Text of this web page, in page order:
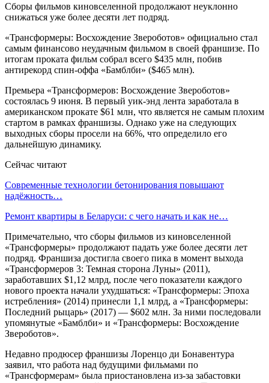
Сборы фильмов киновселенной продолжают неуклонно
снижаться уже более десяти лет подряд.
«Трансформеры: Восхождение Звероботов» официально стал
самым финансово неудачным фильмом в своей франшизе. По
итогам проката фильм собрал всего $435 млн, побив
антирекорд спин-оффа «Бамблби» ($465 млн).
Премьера «Трансформеров: Восхождение Звероботов»
состоялась 9 июня. В первый уик-энд лента заработала в
американском прокате $61 млн, что является не самым плохим
стартом в рамках франшизы. Однако уже на следующих
выходных сборы просели на 66%, что определило его
дальнейшую динамику.
Сейчас читают
Современные технологии бетонирования повышают
надёжность…
Ремонт квартиры в Беларуси: с чего начать и как не…
Примечательно, что сборы фильмов из киновселенной
«Трансформеры» продолжают падать уже более десяти лет
подряд. Франшиза достигла своего пика в момент выхода
«Трансформеров 3: Темная сторона Луны» (2011),
заработавших $1,12 млрд, после чего показатели каждого
нового проекта начали ухудшаться: «Трансформеры: Эпоха
истребления» (2014) принесли 1,1 млрд, а «Трансформеры:
Последний рыцарь» (2017) — $602 млн. За ними последовали
упомянутые «Бамблби» и «Трансформеры: Восхождение
Звероботов».
Недавно продюсер франшизы Лоренцо ди Бонавентура
заявил, что работа над будущими фильмами по
«Трансформерам» была приостановлена из-за забастовки